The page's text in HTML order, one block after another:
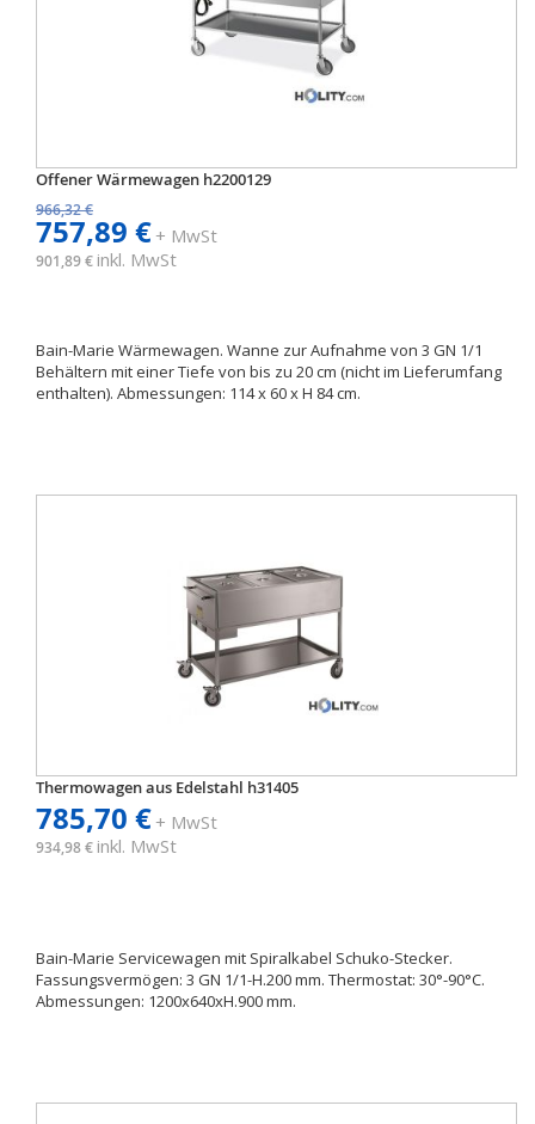
Offener Wärmewagen h2200129
966,32 €
757,89 €+ MwSt
901,89 € inkl. MwSt
Bain-Marie Wärmewagen. Wanne zur Aufnahme von 3 GN 1/1
Behältern mit einer Tiefe von bis zu 20 cm (nicht im Lieferumfang
enthalten). Abmessungen: 114 x 60 x H 84 cm.
Thermowagen aus Edelstahl h31405
785,70 €+ MwSt
934,98 € inkl. MwSt
Bain-Marie Servicewagen mit Spiralkabel Schuko-Stecker.
Fassungsvermögen: 3 GN 1/1-H.200 mm. Thermostat: 30°-90°C.
Abmessungen: 1200x640xH.900 mm.